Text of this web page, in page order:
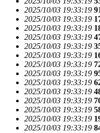
2025/10/03 19:33:19
2025/10/03 19:33:19
2025/10/03 19:33:19
2025/10/03 19:33:19
2025/10/03 19:33:19
2025/10/03 19:33:19
2025/10/03 19:33:19
2025/10/03 19:33:19
2025/10/03 19:33:19
2025/10/03 19:33:19
2025/10/03 19:33:19
2025/10/03 19:33:19
2025/10/03 19:33:19
2025/10/03 19:33:19